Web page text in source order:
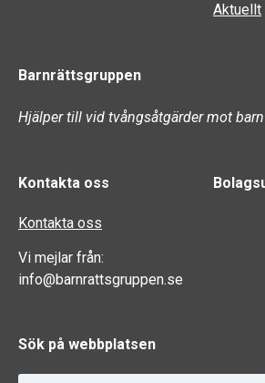
Aktuellt
Barnrättsgruppen
Hjälper till vid tvångsåtgärder mot barn
Kontakta oss
Kontakta oss
Vi mejlar från:
info@barnrattsgruppen.se
Sök på webbplatsen